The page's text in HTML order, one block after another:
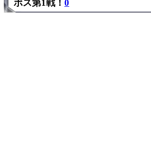
ボス第1戦！ 0